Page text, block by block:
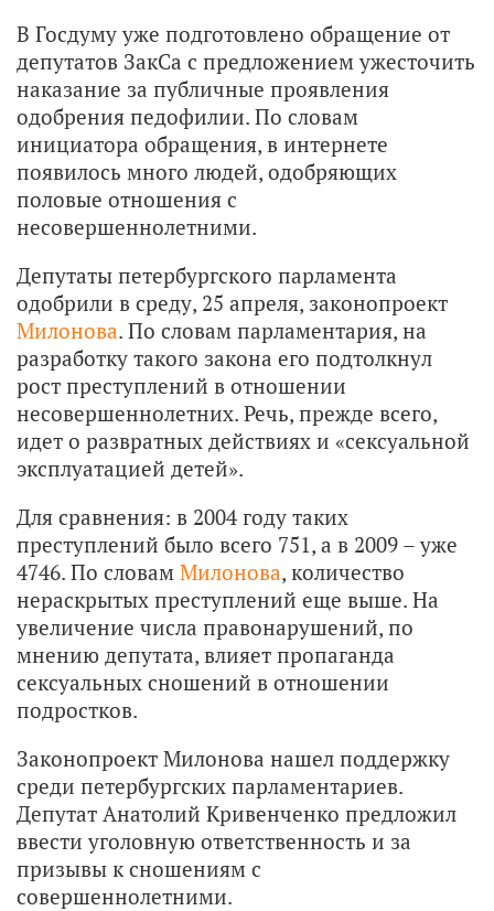
В Госдуму уже подготовлено обращение от
депутатов ЗакСа с предложением ужесточить
наказание за публичные проявления
одобрения педофилии. По словам
инициатора обращения, в интернете
появилось много людей, одобряющих
половые отношения с
несовершеннолетними.
Депутаты петербургского парламента
одобрили в среду, 25 апреля, законопроект
Милонова. По словам парламентария, на
разработку такого закона его подтолкнул
рост преступлений в отношении
несовершеннолетних. Речь, прежде всего,
идет о развратных действиях и «сексуальной
эксплуатацией детей».
Для сравнения: в 2004 году таких
преступлений было всего 751, а в 2009 – уже
4746. По словам Милонова, количество
нераскрытых преступлений еще выше. На
увеличение числа правонарушений, по
мнению депутата, влияет пропаганда
сексуальных сношений в отношении
подростков.
Законопроект Милонова нашел поддержку
среди петербургских парламентариев.
Депутат Анатолий Кривенченко предложил
ввести уголовную ответственность и за
призывы к сношениям с
совершеннолетними.